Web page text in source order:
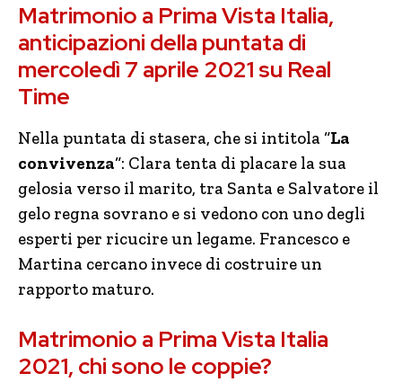
Matrimonio a Prima Vista Italia,
anticipazioni della puntata di
mercoledì 7 aprile 2021 su Real
Time
Nella puntata di stasera, che si intitola “La
convivenza“: Clara tenta di placare la sua
gelosia verso il marito, tra Santa e Salvatore il
gelo regna sovrano e si vedono con uno degli
esperti per ricucire un legame. Francesco e
Martina cercano invece di costruire un
rapporto maturo.
Matrimonio a Prima Vista Italia
2021, chi sono le coppie?